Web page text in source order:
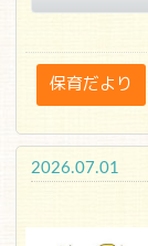
保育だより
2026.07.01